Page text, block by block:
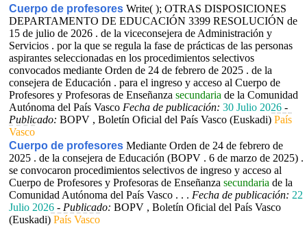
Cuerpo de profesores Write( ); OTRAS DISPOSICIONES
DEPARTAMENTO DE EDUCACIÓN 3399 RESOLUCIÓN de
15 de julio de 2026 . de la viceconsejera de Administración y
Servicios . por la que se regula la fase de prácticas de las personas
aspirantes seleccionadas en los procedimientos selectivos
convocados mediante Orden de 24 de febrero de 2025 . de la
consejera de Educación . para el ingreso y acceso al Cuerpo de
Profesores y Profesoras de Enseñanza secundaria de la Comunidad
Autónoma del País Vasco Fecha de publicación: 30 Julio 2026 -
Publicado: BOPV , Boletín Oficial del País Vasco (Euskadi) País
Vasco
Cuerpo de profesores Mediante Orden de 24 de febrero de
2025 . de la consejera de Educación (BOPV . 6 de marzo de 2025) .
se convocaron procedimientos selectivos de ingreso y acceso al
Cuerpo de Profesores y Profesoras de Enseñanza secundaria de la
Comunidad Autónoma del País Vasco . . . Fecha de publicación: 22
Julio 2026 - Publicado: BOPV , Boletín Oficial del País Vasco
(Euskadi) País Vasco